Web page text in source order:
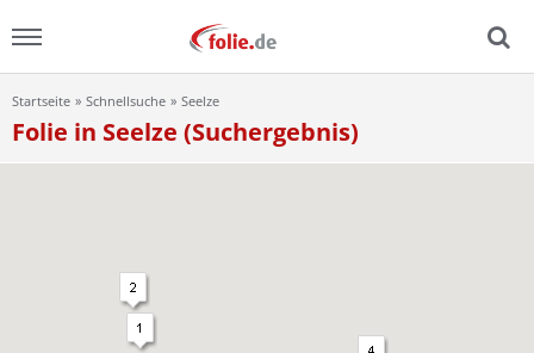
Home
Startseite Schnellsuche Seelze
Folie in Seelze (Suchergebnis)